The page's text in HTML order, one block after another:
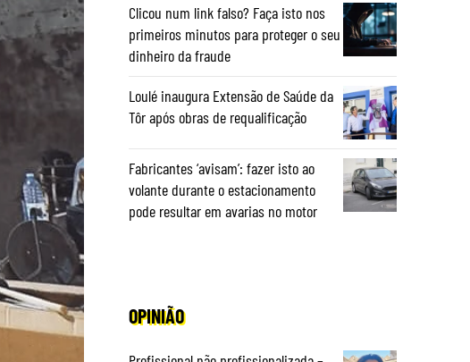
Clicou num link falso? Faça isto nos
primeiros minutos para proteger o seu
dinheiro da fraude
Loulé inaugura Extensão de Saúde da
Tôr após obras de requalificação
Fabricantes ‘avisam’: fazer isto ao
volante durante o estacionamento
pode resultar em avarias no motor
OPINIÃO